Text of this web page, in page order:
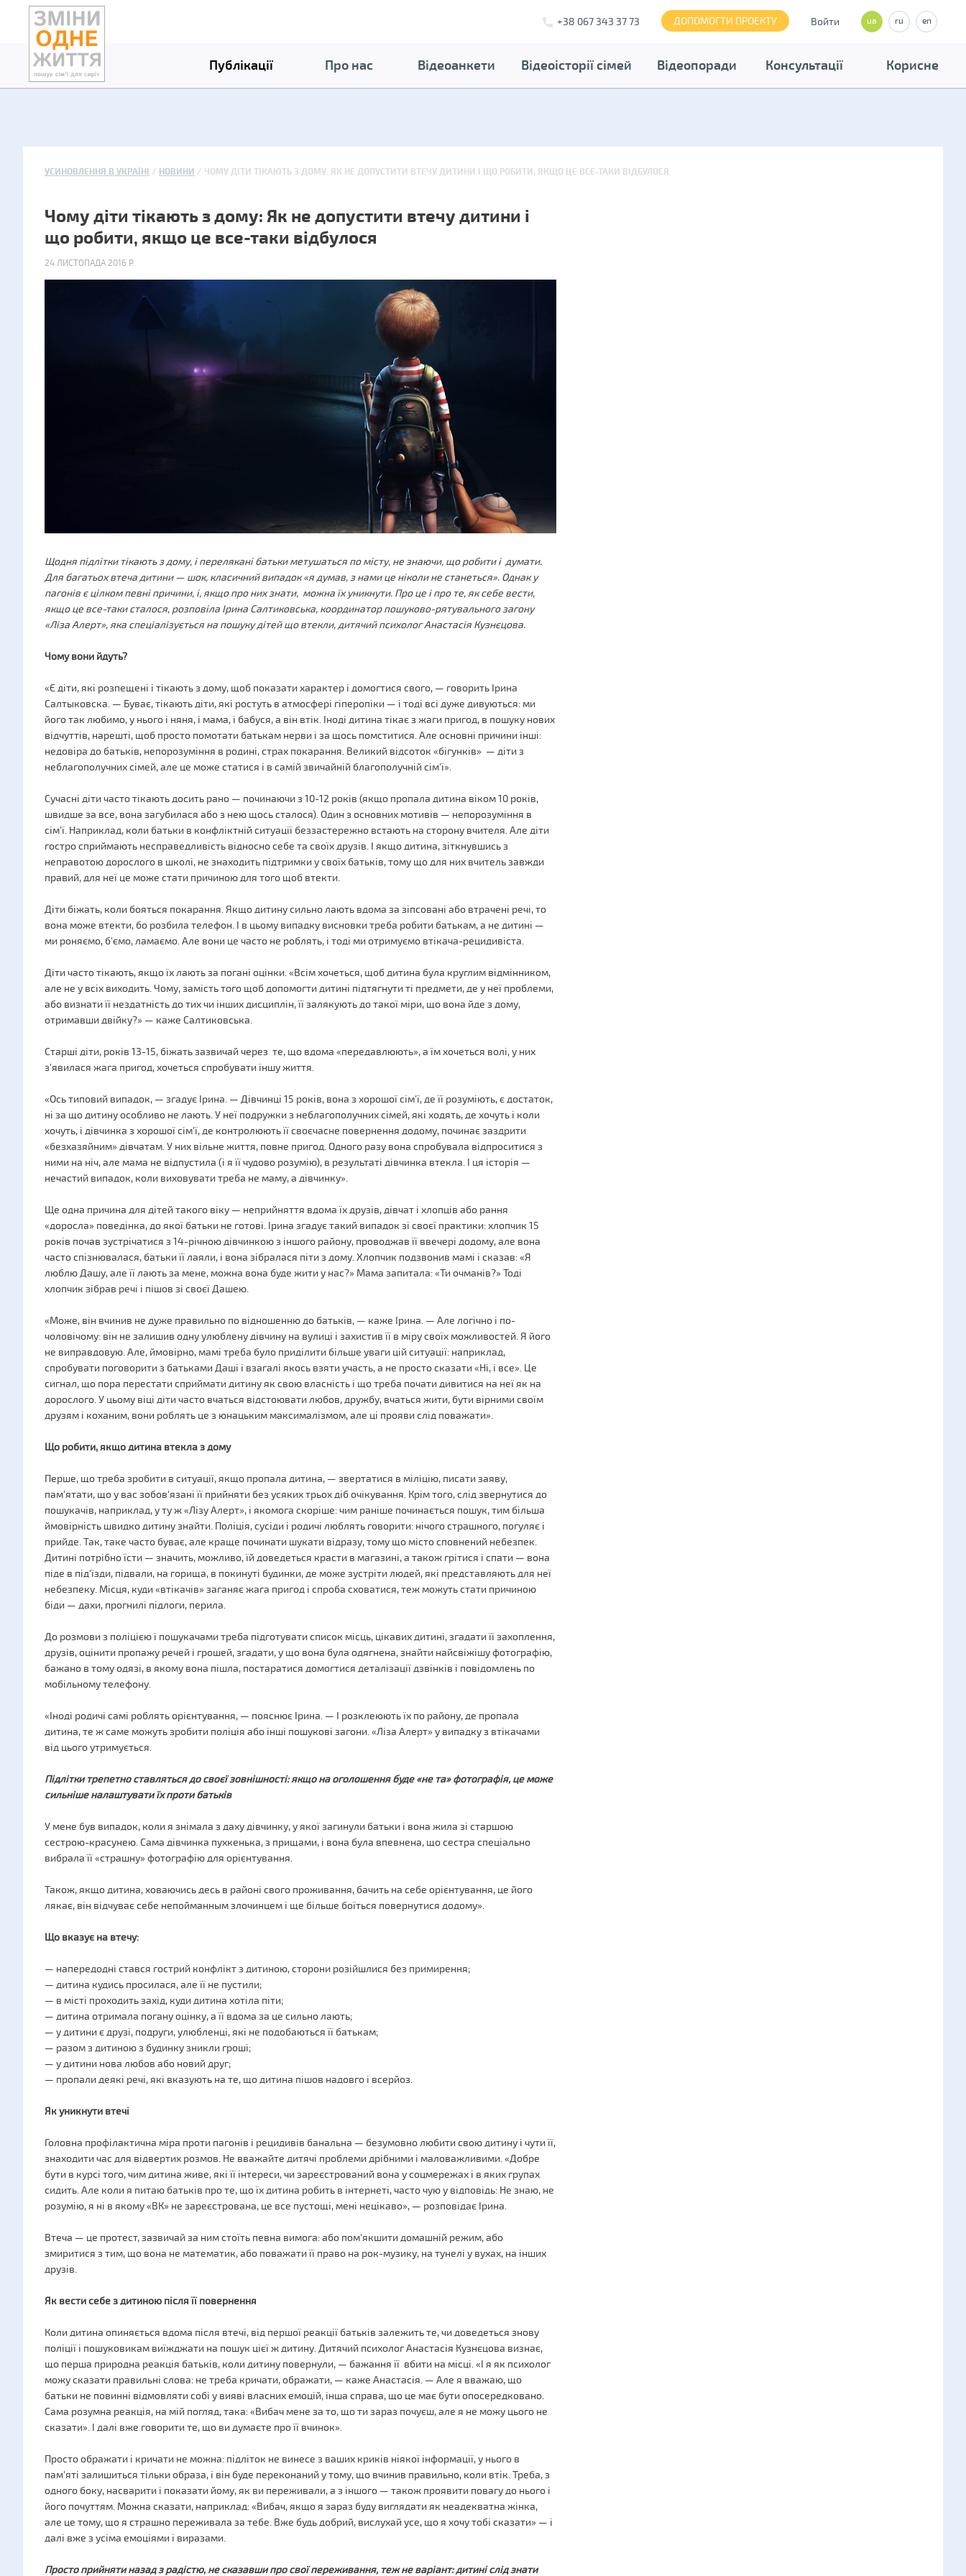
+38 067 343 37 73 ДОПОМОГТИ ПРОЕКТУ Войти ua ru en
Публікації Про нас Відеоанкети Відеоісторії сімей Відеопоради Консультації Корисне
УСИНОВЛЕННЯ В УКРАЇНІ НОВИНИ ЧОМУ ДІТИ ТІКАЮТЬ З ДОМУ: ЯК НЕ ДОПУСТИТИ ВТЕЧУ ДИТИНИ І ЩО РОБИТИ, ЯКЩО ЦЕ ВСЕ-ТАКИ ВІДБУЛОСЯ
Чому діти тікають з дому: Як не допустити втечу дитини і
що робити, якщо це все-таки відбулося
24 ЛИСТОПАДА 2016 Р.
Щодня підлітки тікають з дому, і перелякані батьки метушаться по місту, не знаючи, що робити і думати.
Для багатьох втеча дитини — шок, класичний випадок «я думав, з нами це ніколи не станеться». Однак у
пагонів є цілком певні причини, і, якщо про них знати, можна їх уникнути. Про це і про те, як себе вести,
якщо це все-таки сталося, розповіла Ірина Салтиковська, координатор пошуково-рятувального загону
«Ліза Алерт», яка спеціалізується на пошуку дітей що втекли, дитячий психолог Анастасія Кузнєцова.
Чому вони йдуть?
«Є діти, які розпещені і тікають з дому, щоб показати характер і домогтися свого, — говорить Ірина
Салтыковска. — Буває, тікають діти, які ростуть в атмосфері гіперопіки — і тоді всі дуже дивуються: ми
його так любимо, у нього і няня, і мама, і бабуся, а він втік. Іноді дитина тікає з жаги пригод, в пошуку нових
відчуттів, нарешті, щоб просто помотати батькам нерви і за щось помститися. Але основні причини інші:
недовіра до батьків, непорозуміння в родині, страх покарання. Великий відсоток «бігунків» — діти з
неблагополучних сімей, але це може статися і в самій звичайній благополучній сім'ї».
Сучасні діти часто тікають досить рано — починаючи з 10-12 років (якщо пропала дитина віком 10 років,
швидше за все, вона загубилася або з нею щось сталося). Один з основних мотивів — непорозуміння в
сім'ї. Наприклад, коли батьки в конфліктній ситуації беззастережно встають на сторону вчителя. Але діти
гостро сприймають несправедливість відносно себе та своїх друзів. І якщо дитина, зіткнувшись з
неправотою дорослого в школі, не знаходить підтримки у своїх батьків, тому що для них вчитель завжди
правий, для неї це може стати причиною для того щоб втекти.
Діти біжать, коли бояться покарання. Якщо дитину сильно лають вдома за зіпсовані або втрачені речі, то
вона може втекти, бо розбила телефон. І в цьому випадку висновки треба робити батькам, а не дитині —
ми роняємо, б'ємо, ламаємо. Але вони це часто не роблять, і тоді ми отримуємо втікача-рецидивіста.
Діти часто тікають, якщо їх лають за погані оцінки. «Всім хочеться, щоб дитина була круглим відмінником,
але не у всіх виходить. Чому, замість того щоб допомогти дитині підтягнути ті предмети, де у неї проблеми,
або визнати її нездатність до тих чи інших дисциплін, її залякують до такої міри, що вона йде з дому,
отримавши двійку?» — каже Салтиковська.
Старші діти, років 13-15, біжать зазвичай через те, що вдома «передавлюють», а їм хочеться волі, у них
з'явилася жага пригод, хочеться спробувати іншу життя.
«Ось типовий випадок, — згадує Ірина. — Дівчинці 15 років, вона з хорошої сім'ї, де її розуміють, є достаток,
ні за що дитину особливо не лають. У неї подружки з неблагополучних сімей, які ходять, де хочуть і коли
хочуть, і дівчинка з хорошої сім'ї, де контролюють її своєчасне повернення додому, починає заздрити
«безхазяйним» дівчатам. У них вільне життя, повне пригод. Одного разу вона спробувала відпроситися з
ними на ніч, але мама не відпустила (і я її чудово розумію), в результаті дівчинка втекла. І ця історія —
нечастий випадок, коли виховувати треба не маму, а дівчинку».
Ще одна причина для дітей такого віку — неприйняття вдома їх друзів, дівчат і хлопців або рання
«доросла» поведінка, до якої батьки не готові. Ірина згадує такий випадок зі своєї практики: хлопчик 15
років почав зустрічатися з 14-річною дівчинкою з іншого району, проводжав її ввечері додому, але вона
часто спізнювалася, батьки її лаяли, і вона зібралася піти з дому. Хлопчик подзвонив мамі і сказав: «Я
люблю Дашу, але її лають за мене, можна вона буде жити у нас?» Мама запитала: «Ти очманів?» Тоді
хлопчик зібрав речі і пішов зі своєї Дашею.
«Може, він вчинив не дуже правильно по відношенню до батьків, — каже Ірина. — Але логічно і по-
чоловічому: він не залишив одну улюблену дівчину на вулиці і захистив її в міру своїх можливостей. Я його
не виправдовую. Але, ймовірно, мамі треба було приділити більше уваги цій ситуації: наприклад,
спробувати поговорити з батьками Даші і взагалі якось взяти участь, а не просто сказати «Ні, і все». Це
сигнал, що пора перестати сприймати дитину як свою власність і що треба почати дивитися на неї як на
дорослого. У цьому віці діти часто вчаться відстоювати любов, дружбу, вчаться жити, бути вірними своїм
друзям і коханим, вони роблять це з юнацьким максималізмом, але ці прояви слід поважати».
Що робити, якщо дитина втекла з дому
Перше, що треба зробити в ситуації, якщо пропала дитина, — звертатися в міліцію, писати заяву,
пам'ятати, що у вас зобов'язані її прийняти без усяких трьох діб очікування. Крім того, слід звернутися до
пошукачів, наприклад, у ту ж «Лізу Алерт», і якомога скоріше: чим раніше починається пошук, тим більша
ймовірність швидко дитину знайти. Поліція, сусіди і родичі люблять говорити: нічого страшного, погуляє і
прийде. Так, таке часто буває, але краще починати шукати відразу, тому що місто сповнений небезпек.
Дитині потрібно їсти — значить, можливо, їй доведеться красти в магазині, а також грітися і спати — вона
піде в під'їзди, підвали, на горища, в покинуті будинки, де може зустріти людей, які представляють для неї
небезпеку. Місця, куди «втікачів» заганяє жага пригод і спроба сховатися, теж можуть стати причиною
біди — дахи, прогнилі підлоги, перила.
До розмови з поліцією і пошукачами треба підготувати список місць, цікавих дитині, згадати її захоплення,
друзів, оцінити пропажу речей і грошей, згадати, у що вона була одягнена, знайти найсвіжішу фотографію,
бажано в тому одязі, в якому вона пішла, постаратися домогтися деталізації дзвінків і повідомлень по
мобільному телефону.
«Іноді родичі самі роблять орієнтування, — пояснює Ірина. — І розклеюють їх по району, де пропала
дитина, те ж саме можуть зробити поліція або інші пошукові загони. «Ліза Алерт» у випадку з втікачами
від цього утримується.
Підлітки трепетно ставляться до своєї зовнішності: якщо на оголошення буде «не та» фотографія, це може
сильніше налаштувати їх проти батьків
У мене був випадок, коли я знімала з даху дівчинку, у якої загинули батьки і вона жила зі старшою
сестрою-красунею. Сама дівчинка пухкенька, з прищами, і вона була впевнена, що сестра спеціально
вибрала її «страшну» фотографію для орієнтування.
Також, якщо дитина, ховаючись десь в районі свого проживання, бачить на себе орієнтування, це його
лякає, він відчуває себе непойманным злочинцем і ще більше боїться повернутися додому».
Що вказує на втечу:
— напередодні стався гострий конфлікт з дитиною, сторони розійшлися без примирення;
— дитина кудись просилася, але її не пустили;
— в місті проходить захід, куди дитина хотіла піти;
— дитина отримала погану оцінку, а її вдома за це сильно лають;
— у дитини є друзі, подруги, улюбленці, які не подобаються її батькам;
— разом з дитиною з будинку зникли гроші;
— у дитини нова любов або новий друг;
— пропали деякі речі, які вказують на те, що дитина пішов надовго і всерйоз.
Як уникнути втечі
Головна профілактична міра проти пагонів і рецидивів банальна — безумовно любити свою дитину і чути її,
знаходити час для відвертих розмов. Не вважайте дитячі проблеми дрібними і маловажливими. «Добре
бути в курсі того, чим дитина живе, які її інтереси, чи зареєстрований вона у соцмережах і в яких групах
сидить. Але коли я питаю батьків про те, що їх дитина робить в інтернеті, часто чую у відповідь: Не знаю, не
розумію, я ні в якому «ВК» не зареєстрована, це все пустощі, мені нецікаво», — розповідає Ірина.
Втеча — це протест, зазвичай за ним стоїть певна вимога: або пом'якшити домашній режим, або
змиритися з тим, що вона не математик, або поважати її право на рок-музику, на тунелі у вухах, на інших
друзів.
Як вести себе з дитиною після її повернення
Коли дитина опиняється вдома після втечі, від першої реакції батьків залежить те, чи доведеться знову
поліції і пошуковикам виїжджати на пошук цієї ж дитину. Дитячий психолог Анастасія Кузнєцова визнає,
що перша природна реакція батьків, коли дитину повернули, — бажання її вбити на місці. «І я як психолог
можу сказати правильні слова: не треба кричати, ображати, — каже Анастасія. — Але я вважаю, що
батьки не повинні відмовляти собі у вияві власних емоцій, інша справа, що це має бути опосередковано.
Сама розумна реакція, на мій погляд, така: «Вибач мене за то, що ти зараз почуєш, але я не можу цього не
сказати». І далі вже говорити те, що ви думаєте про її вчинок».
Просто ображати і кричати не можна: підліток не винесе з ваших криків ніякої інформації, у нього в
пам'яті залишиться тільки образа, і він буде переконаний у тому, що вчинив правильно, коли втік. Треба, з
одного боку, насварити і показати йому, як ви переживали, а з іншого — також проявити повагу до нього і
його почуттям. Можна сказати, наприклад: «Вибач, якщо я зараз буду виглядати як неадекватна жінка,
але це тому, що я страшно переживала за тебе. Вже будь добрий, вислухай усе, що я хочу тобі сказати» — і
далі вже з усіма емоціями і виразами.
Просто прийняти назад з радістю, не сказавши про свої переживання, теж не варіант: дитині слід знати